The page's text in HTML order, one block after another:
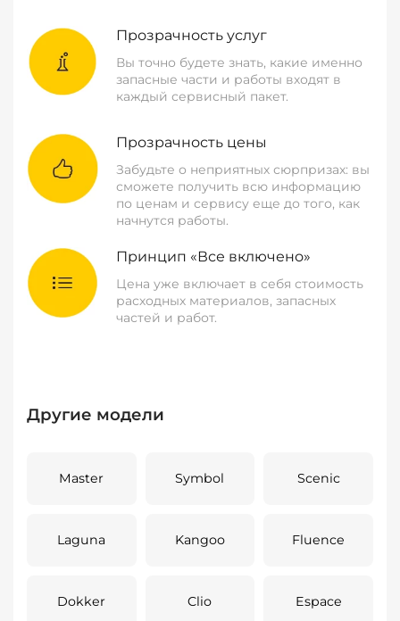
Прозрачность услуг
Вы точно будете знать, какие именно
запасные части и работы входят в
каждый сервисный пакет.
Прозрачность цены
Забудьте о неприятных сюрпризах: вы
сможете получить всю информацию
по ценам и сервису еще до того, как
начнутся работы.
Принцип «Все включено»
Цена уже включает в себя стоимость
расходных материалов, запасных
частей и работ.
Другие модели
Master Symbol Scenic
Laguna Kangoo Fluence
Dokker Clio Espace